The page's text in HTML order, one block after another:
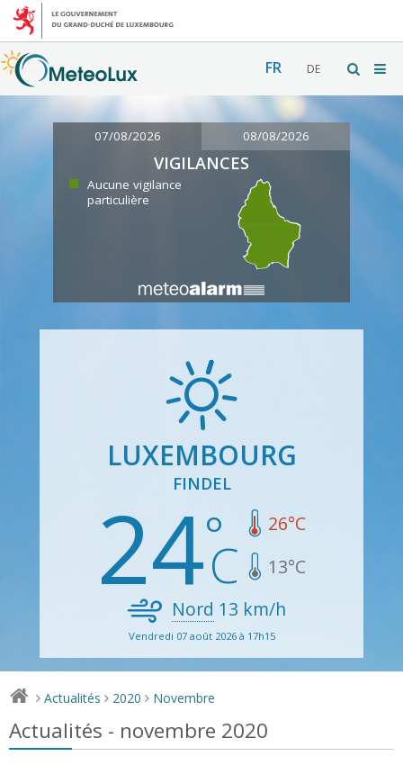
FR DE
07/08/2026 08/08/2026
VIGILANCES
Aucune vigilance
particulière
LUXEMBOURG
FINDEL
24 26°C
13°C
Nord 13 km/h
Vendredi 07 août 2026 à 17h15
> Actualités > 2020 > Novembre
Actualités - novembre 2020